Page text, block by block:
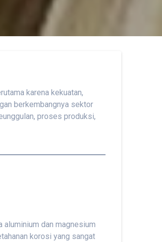
karena kekuatan,
berkembangnya sektor
proses produksi,
dan magnesium
korosi yang sangat